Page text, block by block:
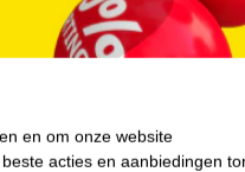
300ml - Alle huidtypen
244
en om onze website
acties en aanbiedingen